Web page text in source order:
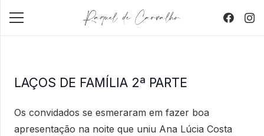
LAÇOS DE FAMÍLIA 2ª PARTE
Os convidados se esmeraram em fazer boa
apresentação na noite que uniu Ana Lúcia Costa